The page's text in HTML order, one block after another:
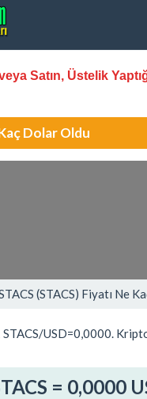
Satın, Üstelik
Dolar Oldu
(STACS) Fiyatı Ne
USD=0,0000.
= 0,0000